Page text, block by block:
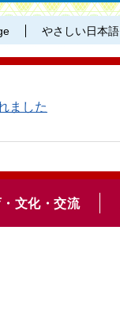
やさしい日本語
ました
文化・交流